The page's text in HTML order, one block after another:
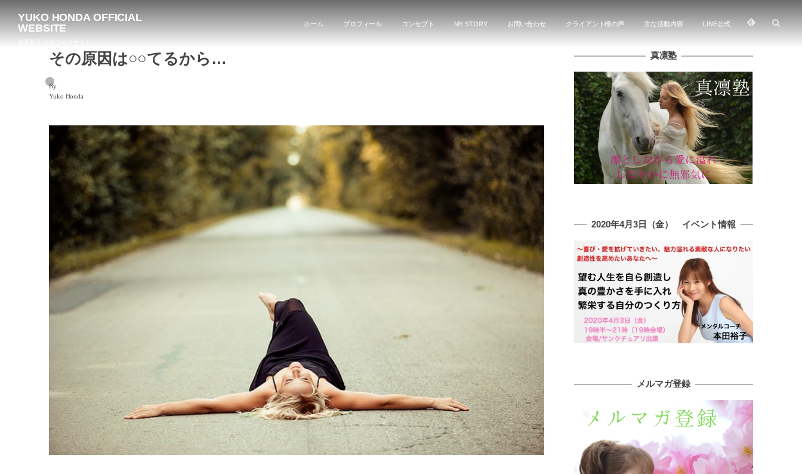
YUKO HONDA OFFICIAL
WEBSITE
ホーム プロフィール コンセプト MY STORY お問い合わせ クライアント様の声 主な活動内容 LINE公式
その原因は○○てるから…
By
Yuko Honda
真凛塾
2020年4月3日（金） イベント情報
メルマガ登録